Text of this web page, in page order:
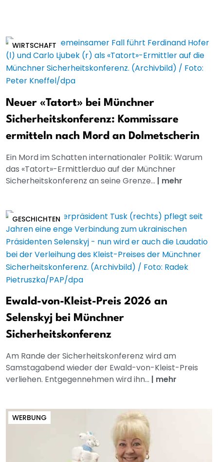
WIRTSCHAFT
Neuer «Tatort» bei Münchner
Sicherheitskonferenz: Kommissare
ermitteln nach Mord an Dolmetscherin
Ein Mord im Schatten internationaler Politik: Warum
das «Tatort»-Ermittlerduo auf der Münchner
Sicherheitskonferenz an seine Grenze... | mehr
GESCHICHTEN
Ewald-von-Kleist-Preis 2026 an
Selenskyj bei Münchner
Sicherheitskonferenz
Am Rande der Sicherheitskonferenz wird am
Samstagabend wieder der Ewald-von-Kleist-Preis
verliehen. Entgegennehmen wird ihn... | mehr
WERBUNG